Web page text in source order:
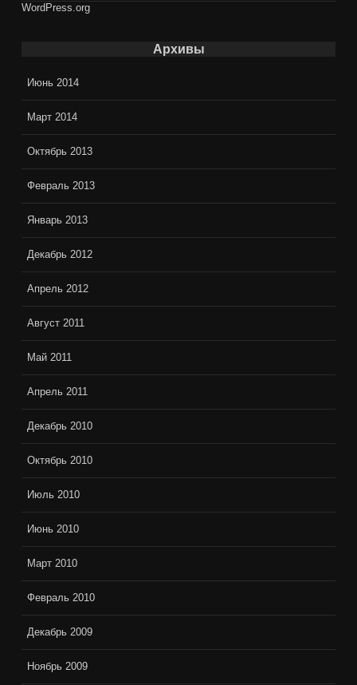
WordPress.org
Архивы
Июнь 2014
Март 2014
Октябрь 2013
Февраль 2013
Январь 2013
Декабрь 2012
Апрель 2012
Август 2011
Май 2011
Апрель 2011
Декабрь 2010
Октябрь 2010
Июль 2010
Июнь 2010
Март 2010
Февраль 2010
Декабрь 2009
Ноябрь 2009